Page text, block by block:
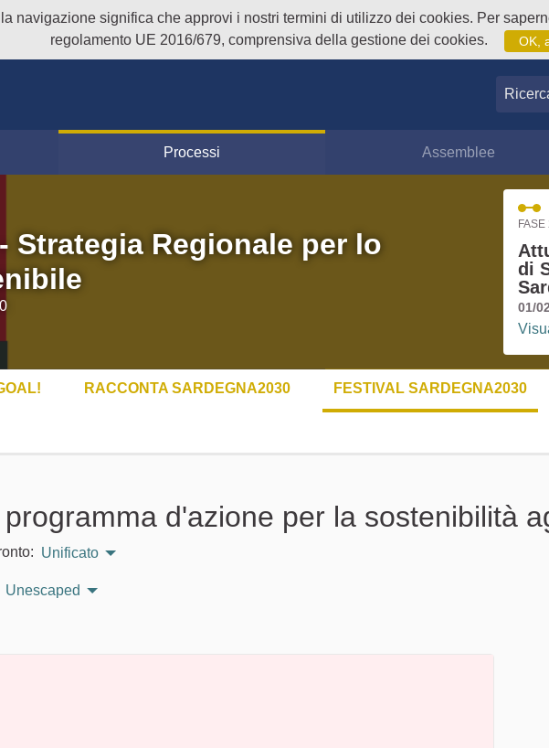
navigazione significa che approvi i nostri termini di utilizzo dei cookies. Per
regolamento UE 2016/679, comprensiva della gestione dei cookies.
OK,
Ricerca
Processi Assemblee
Strategia Regionale per lo
FASE
di
01/
RACCONTA SARDEGNA2030 FESTIVAL SARDEGNA2030
d'azione per la sostenibilità
Unificato
Unescaped